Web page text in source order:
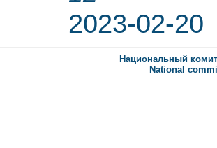
2023-02-20
Национальный
National